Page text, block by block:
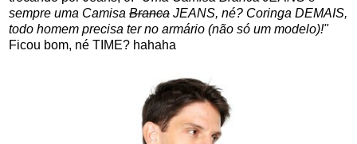
sempre uma Camisa Branca JEANS, né? Coringa DEMAIS,
todo homem precisa ter no armário (não só um modelo)!"
Ficou bom, né TIME? hahaha